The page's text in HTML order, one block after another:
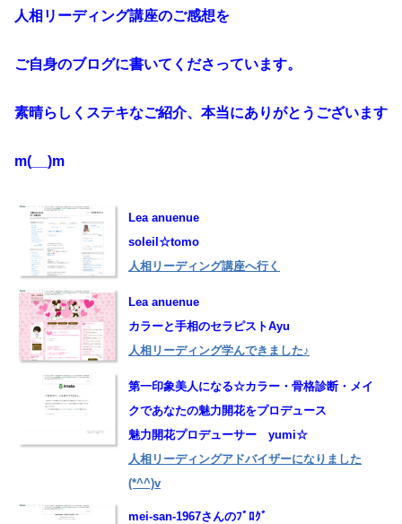
人相リーディング講座のご感想を
ご自身のブログに書いてくださっています。
素晴らしくステキなご紹介、本当にありがとうございます
m(__)m
Lea anuenue
soleil☆tomo
人相リーディング講座へ行く
Lea anuenue
カラーと手相のセラピストAyu
人相リーディング学んできました♪
第一印象美人になる☆カラー・骨格診断・メイ
クであなたの魅力開花をプロデュース
魅力開花プロデューサー yumi☆
人相リーディングアドバイザーになりました
(*^^)v
mei-san-1967さんのﾌﾞﾛｸﾞ